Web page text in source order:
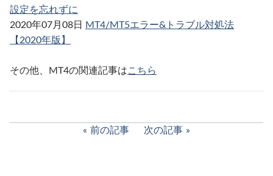
設定を忘れずに
2020年07月08日 MT4/MT5エラー&トラブル対処法
【2020年版】
その他、MT4の関連記事はこちら
前の記事 次の記事